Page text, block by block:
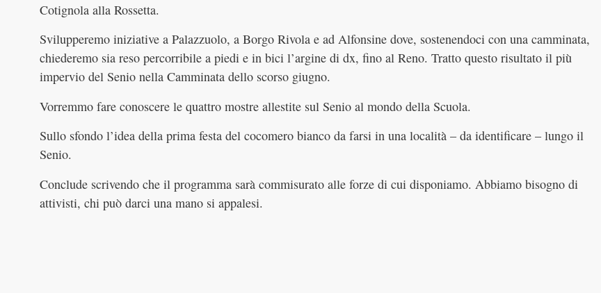
Cotignola alla Rossetta.
Svilupperemo iniziative a Palazzuolo, a Borgo Rivola e ad Alfonsine dove, sostenendoci con una camminata,
chiederemo sia reso percorribile a piedi e in bici l’argine di dx, fino al Reno. Tratto questo risultato il più
impervio del Senio nella Camminata dello scorso giugno.
Vorremmo fare conoscere le quattro mostre allestite sul Senio al mondo della Scuola.
Sullo sfondo l’idea della prima festa del cocomero bianco da farsi in una località – da identificare – lungo il
Senio.
Conclude scrivendo che il programma sarà commisurato alle forze di cui disponiamo. Abbiamo bisogno di
attivisti, chi può darci una mano si appalesi.